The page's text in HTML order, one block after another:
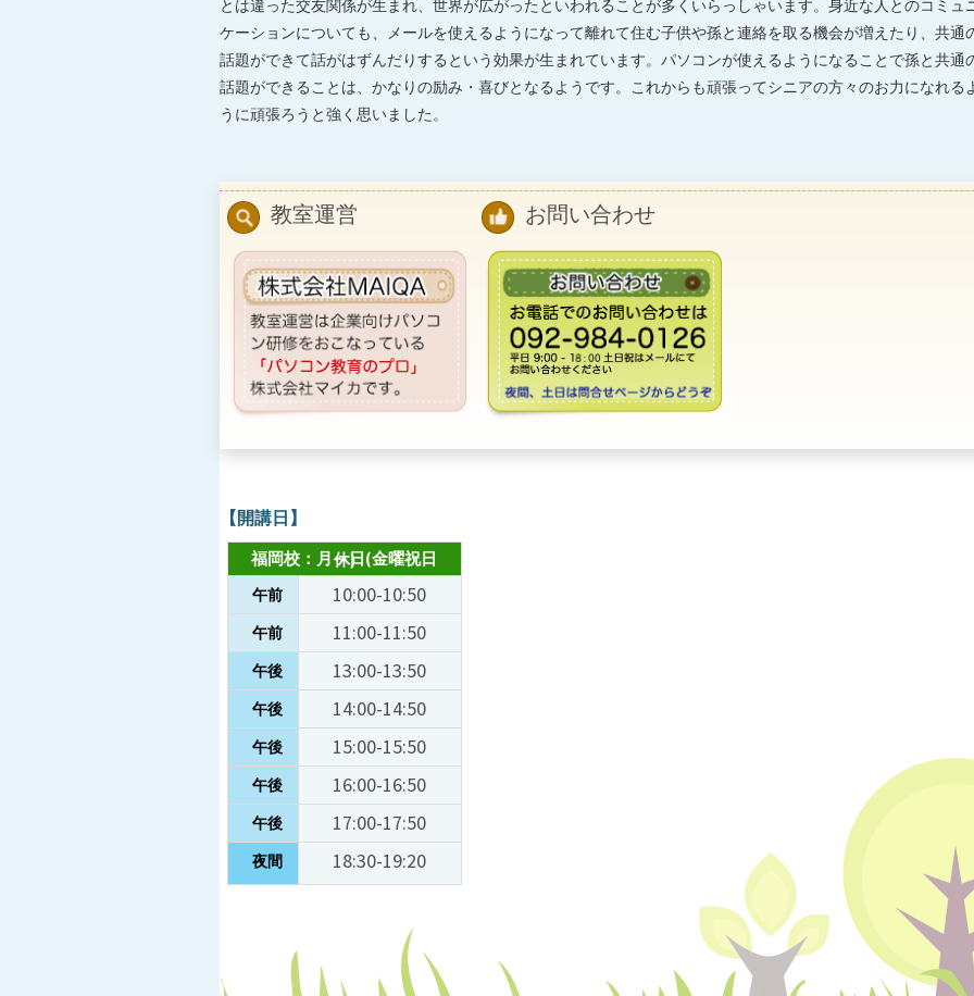
とは違った交友関係が生まれ、世界が広がったといわれることが多くいらっしゃいます。身近な人とのコミュ
ケーションについても、メールを使えるようになって離れて住む子供や孫と連絡を取る機会が増えたり、共通
話題ができて話がはずんだりするという効果が生まれています。パソコンが使えるようになることで孫と共通
話題ができることは、かなりの励み・喜びとなるようです。これからも頑張ってシニアの方々のお力になれる
うに頑張ろうと強く思いました。
教室運営 お問い合わせ
【開講日】
福岡校：月～日(金曜祝日休)
午前 10:00-10:50
午前 11:00-11:50
午後 13:00-13:50
午後 14:00-14:50
午後 15:00-15:50
午後 16:00-16:50
午後 17:00-17:50
夜間 18:30-19:20